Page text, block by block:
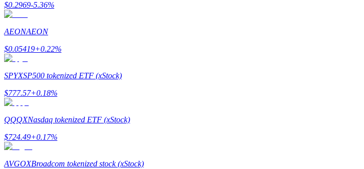
พาวเวอร์พิกกี้
$0.2969-5.36%
AEONAEON
$0.05419+0.22%
SPYXSP500 tokenized ETF (xStock)
$777.57+0.18%
QQQXNasdaq tokenized ETF (xStock)
$724.49+0.17%
AVGOXBroadcom tokenized stock (xStock)